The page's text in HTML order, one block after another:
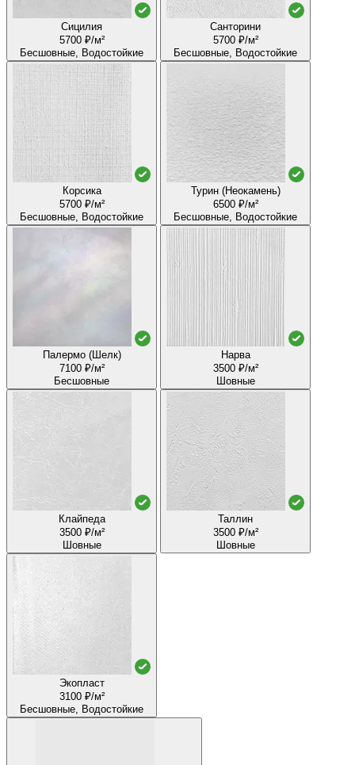
Сицилия
5700 ₽/м²
Бесшовные, Водостойкие
Санторини
5700 ₽/м²
Бесшовные, Водостойкие
Корсика
5700 ₽/м²
Бесшовные, Водостойкие
Турин (Неокамень)
6500 ₽/м²
Бесшовные, Водостойкие
Палермо (Шелк)
7100 ₽/м²
Бесшовные
Нарва
3500 ₽/м²
Шовные
Клайпеда
3500 ₽/м²
Шовные
Таллин
3500 ₽/м²
Шовные
Экопласт
3100 ₽/м²
Бесшовные, Водостойкие